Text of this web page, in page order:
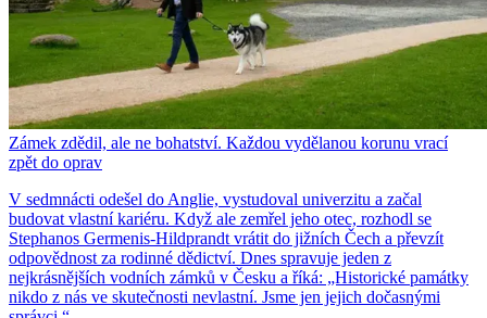
Zámek zdědil, ale ne bohatství. Každou vydělanou korunu vrací
zpět do oprav
V sedmnácti odešel do Anglie, vystudoval univerzitu a začal
budovat vlastní kariéru. Když ale zemřel jeho otec, rozhodl se
Stephanos Germenis-Hildprandt vrátit do jižních Čech a převzít
odpovědnost za rodinné dědictví. Dnes spravuje jeden z
nejkrásnějších vodních zámků v Česku a říká: „Historické památky
nikdo z nás ve skutečnosti nevlastní. Jsme jen jejich dočasnými